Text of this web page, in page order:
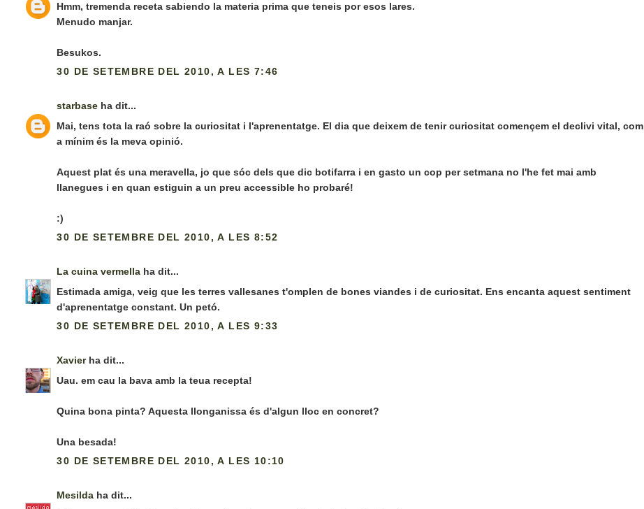
Hmm, tremenda receta sabiendo la materia prima que teneis por esos lares.
Menudo manjar.
Besukos.
30 DE SETEMBRE DEL 2010, A LES 7:46
starbase ha dit...
Mai, tens tota la raó sobre la curiositat i l'aprenentatge. El dia que deixem de tenir curiositat començem el declivi vital, com
a mínim és la meva opinió.
Aquest plat és una meravella, jo que sóc dels que dic botifarra i en gasto un cop per setmana no l'he fet mai amb
llanegues i en quan estiguin a un preu accessible ho probaré!
:)
30 DE SETEMBRE DEL 2010, A LES 8:52
La cuina vermella ha dit...
Estimada amiga, veig que les terres vallesanes t'omplen de bones viandes i de curiositat. Ens encanta aquest sentiment
d'aprenentatge constant. Un petó.
30 DE SETEMBRE DEL 2010, A LES 9:33
Xavierha dit...
Uau. em cau la bava amb la teua recepta!
Quina bona pinta? Aquesta llonganissa és d'algun lloc en concret?
Una besada!
30 DE SETEMBRE DEL 2010, A LES 10:10
Mesilda ha dit...